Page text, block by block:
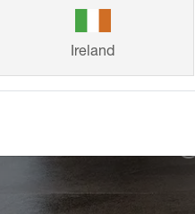
Ireland